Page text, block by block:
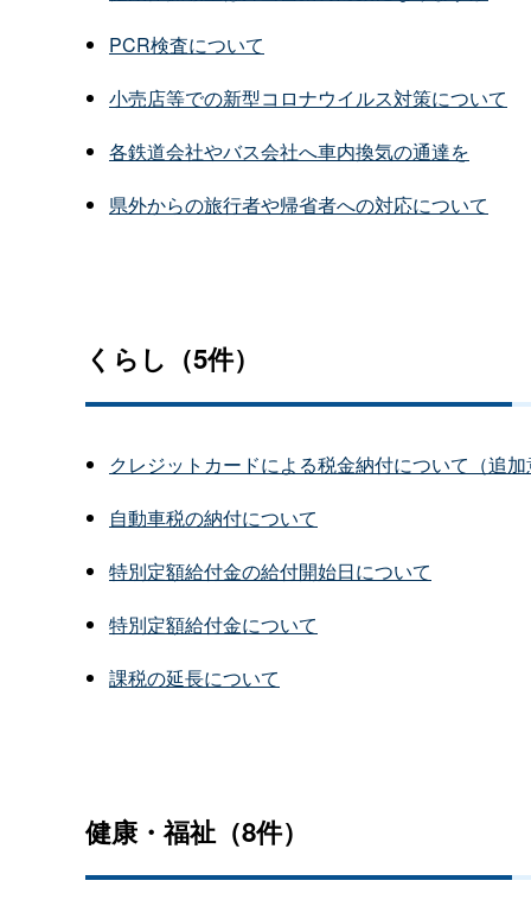
PCR検査について
小売店等での新型コロナウイルス対策について
各鉄道会社やバス会社へ車内換気の通達を
県外からの旅行者や帰省者への対応について
くらし（5件）
クレジットカードによる税金納付について（追
自動車税の納付について
特別定額給付金の給付開始日について
特別定額給付金について
課税の延長について
健康・福祉（8件）